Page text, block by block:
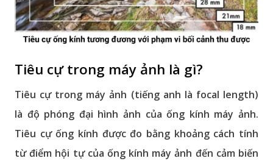
Tiêu cự trong máy ảnh là gì?
Tiêu cự trong máy ảnh (tiếng anh là focal length)
là độ phóng đại hình ảnh của ống kính máy ảnh.
Tiêu cự ống kính được đo bằng khoảng cách tính
từđiểm hội tự của ống kính máy ảnh đến cảm biến